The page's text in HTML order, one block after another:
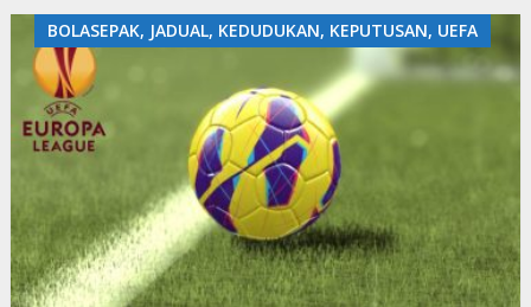
BOLASEPAK, JADUAL, KEDUDUKAN, KEPUTUSAN, UEFA